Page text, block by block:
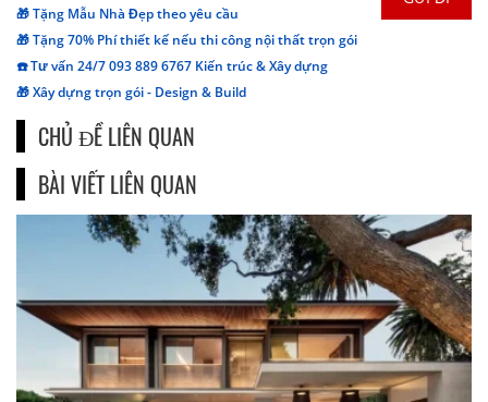
🎁 Tặng Mẫu Nhà Đẹp theo yêu cầu
🎁 Tặng 70% Phí thiết kế nếu thi công nội thất trọn gói
☎️ Tư vấn 24/7 093 889 6767 Kiến trúc & Xây dựng
🎁 Xây dựng trọn gói - Design & Build
CHỦ ĐỀ LIÊN QUAN
BÀI VIẾT LIÊN QUAN